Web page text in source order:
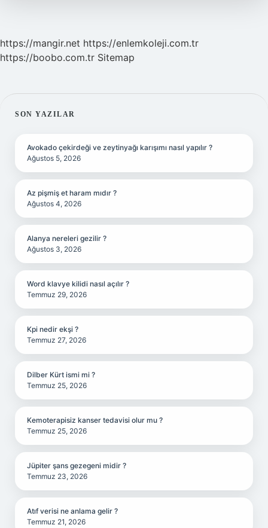
https://mangir.net https://enlemkoleji.com.tr
https://boobo.com.tr Sitemap
SIDEBAR
SON YAZILAR
Avokado çekirdeği ve zeytinyağı karışımı nasıl yapılır ?
Ağustos 5, 2026
Az pişmiş et haram mıdır ?
Ağustos 4, 2026
Alanya nereleri gezilir ?
Ağustos 3, 2026
Word klavye kilidi nasıl açılır ?
Temmuz 29, 2026
Kpi nedir ekşi ?
Temmuz 27, 2026
Dilber Kürt ismi mi ?
Temmuz 25, 2026
Kemoterapisiz kanser tedavisi olur mu ?
Temmuz 25, 2026
Jüpiter şans gezegeni midir ?
Temmuz 23, 2026
Atıf verisi ne anlama gelir ?
Temmuz 21, 2026